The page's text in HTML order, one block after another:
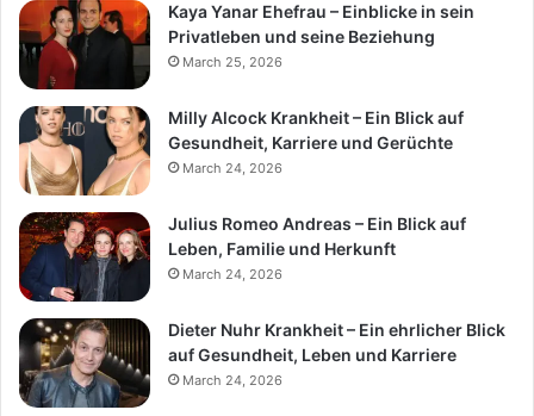
Kaya Yanar Ehefrau – Einblicke in sein
Privatleben und seine Beziehung
March 25, 2026
Milly Alcock Krankheit – Ein Blick auf
Gesundheit, Karriere und Gerüchte
March 24, 2026
Julius Romeo Andreas – Ein Blick auf
Leben, Familie und Herkunft
March 24, 2026
Dieter Nuhr Krankheit – Ein ehrlicher Blick
auf Gesundheit, Leben und Karriere
March 24, 2026